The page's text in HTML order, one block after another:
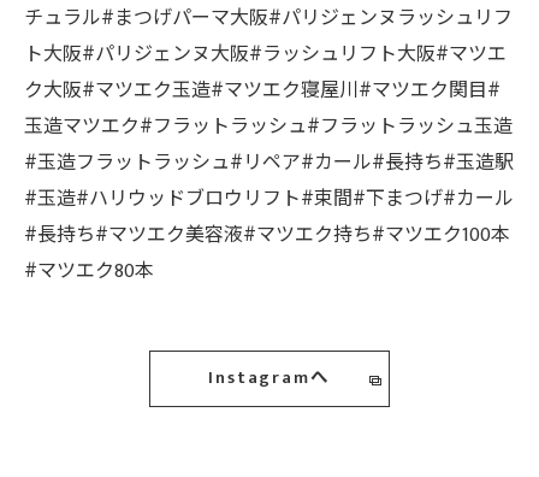
チュラル#まつげパーマ大阪#パリジェンヌラッシュリフ
ト大阪#パリジェンヌ大阪#ラッシュリフト大阪#マツエ
ク大阪#マツエク玉造#マツエク寝屋川#マツエク関目#
玉造マツエク#フラットラッシュ#フラットラッシュ玉造
#玉造フラットラッシュ#リペア#カール#長持ち#玉造駅
#玉造#ハリウッドブロウリフト#束間#下まつげ#カール
#長持ち#マツエク美容液#マツエク持ち#マツエク100本
#マツエク80本
Instagramへ